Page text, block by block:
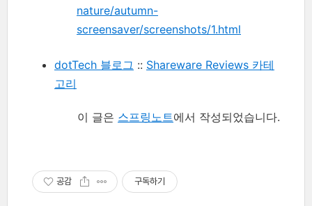
nature/autumn-
screensaver/screenshots/1.html
dotTech 블로그 :: Shareware Reviews 카테
고리
이 글은 스프링노트에서 작성되었습니다.
공감 구독하기